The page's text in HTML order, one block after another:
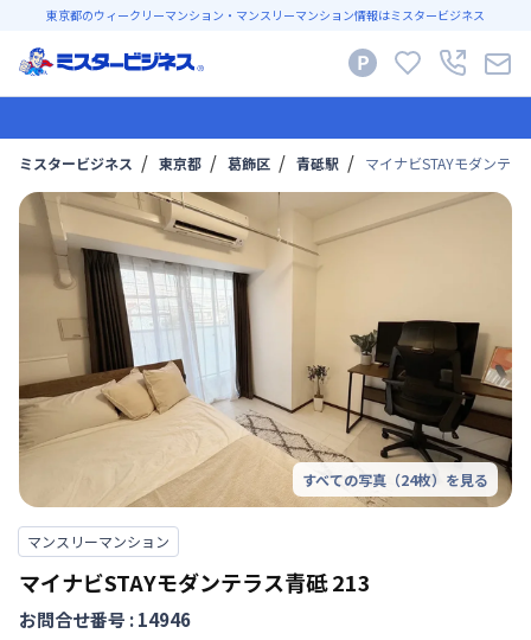
東京都のウィークリーマンション・マンスリーマンション情報はミスタービジネス
ミスタービジネス 東京都 葛飾区 青砥駅 マイナビSTAYモダンテ
すべての写真（24枚）を見る
マンスリーマンション
マイナビSTAYモダンテラス青砥213
お問合せ番号 :14946